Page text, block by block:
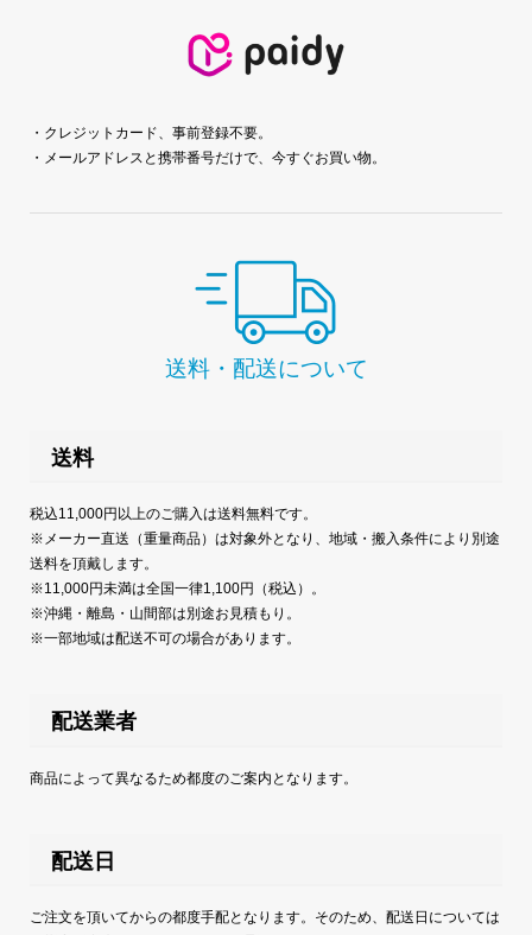
・クレジットカード、事前登録不要。
・メールアドレスと携帯番号だけで、今すぐお買い物。
送料・配送について
送料
税込11,000円以上のご購入は送料無料です。
※メーカー直送（重量商品）は対象外となり、地域・搬入条件により別途
送料を頂戴します。
※11,000円未満は全国一律1,100円（税込）。
※沖縄・離島・山間部は別途お見積もり。
※一部地域は配送不可の場合があります。
配送業者
商品によって異なるため都度のご案内となります。
配送日
ご注文を頂いてからの都度手配となります。そのため、配送日については